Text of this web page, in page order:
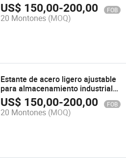
removibles
US$ 150,00-200,00 FOB
20 Montones (MOQ)
Estante de acero ligero ajustable
para almacenamiento industrial
en almacenes para tiendas de
comestibles
US$ 150,00-200,00 FOB
20 Montones (MOQ)